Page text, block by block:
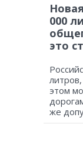
000
это
этом
же